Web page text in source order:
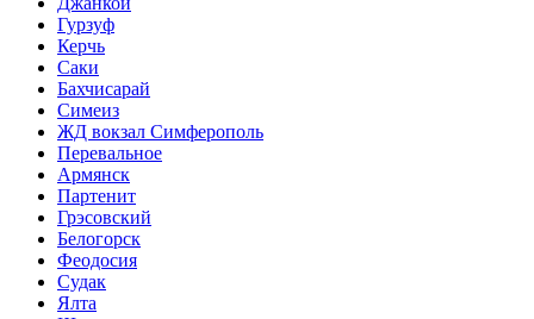
Гурзуф
Керчь
Саки
Бахчисарай
Симеиз
ЖД вокзал Симферополь
Перевальное
Армянск
Партенит
Грэсовский
Белогорск
Феодосия
Судак
Ялта